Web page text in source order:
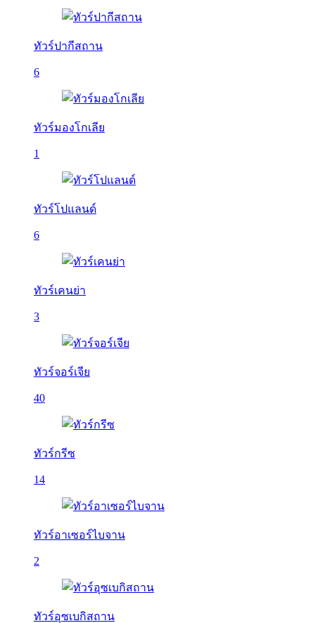
ทัวร์ปากีสถาน
6
ทัวร์มองโกเลีย
1
ทัวร์โปแลนด์
6
ทัวร์เคนย่า
3
ทัวร์จอร์เจีย
40
ทัวร์กรีซ
14
ทัวร์อาเซอร์ไบจาน
2
ทัวร์อุซเบกิสถาน